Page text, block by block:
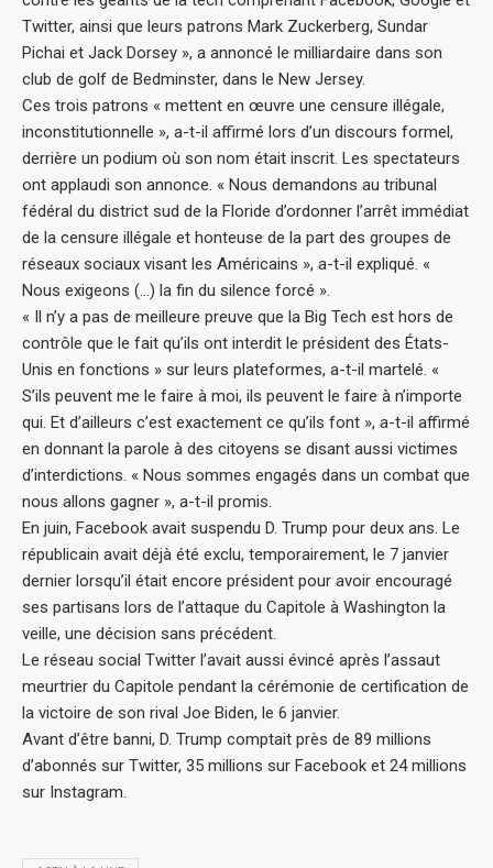
Twitter, ainsi que leurs patrons Mark Zuckerberg, Sundar
Pichai et Jack Dorsey », a annoncé le milliardaire dans son
club de golf de Bedminster, dans le New Jersey.
Ces trois patrons « mettent en œuvre une censure illégale,
inconstitutionnelle », a-t-il affirmé lors d’un discours formel,
derrière un podium où son nom était inscrit. Les spectateurs
ont applaudi son annonce. « Nous demandons au tribunal
fédéral du district sud de la Floride d’ordonner l’arrêt immédiat
de la censure illégale et honteuse de la part des groupes de
réseaux sociaux visant les Américains », a-t-il expliqué. «
Nous exigeons (…) la fin du silence forcé ».
« Il n’y a pas de meilleure preuve que la Big Tech est hors de
contrôle que le fait qu’ils ont interdit le président des États-
Unis en fonctions » sur leurs plateformes, a-t-il martelé. «
S’ils peuvent me le faire à moi, ils peuvent le faire à n’importe
qui. Et d’ailleurs c’est exactement ce qu’ils font », a-t-il affirmé
en donnant la parole à des citoyens se disant aussi victimes
d’interdictions. « Nous sommes engagés dans un combat que
nous allons gagner », a-t-il promis.
En juin, Facebook avait suspendu D. Trump pour deux ans. Le
républicain avait déjà été exclu, temporairement, le 7 janvier
dernier lorsqu’il était encore président pour avoir encouragé
ses partisans lors de l’attaque du Capitole à Washington la
veille, une décision sans précédent.
Le réseau social Twitter l’avait aussi évincé après l’assaut
meurtrier du Capitole pendant la cérémonie de certification de
la victoire de son rival Joe Biden, le 6 janvier.
Avant d’être banni, D. Trump comptait près de 89 millions
d’abonnés sur Twitter, 35 millions sur Facebook et 24 millions
sur Instagram.